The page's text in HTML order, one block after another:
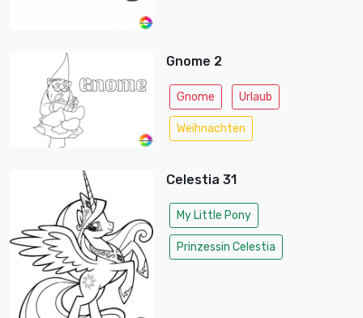
Gnome 2
Gnome Urlaub
Weihnachten
Celestia 31
My Little Pony
Prinzessin Celestia